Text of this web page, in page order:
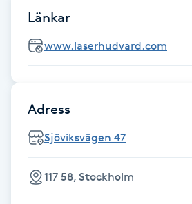
Gua Sha-massage
Headspa
Healing
Länkar
www.laserhudvard.com
Adress
Sjöviksvägen 47
117 58, Stockholm